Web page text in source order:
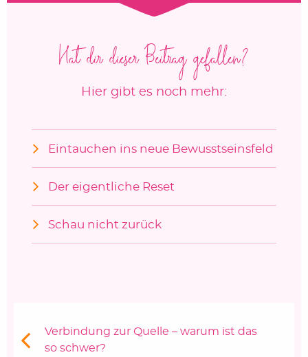
Hat dir dieser Beitrag gefallen?
Hier gibt es noch mehr:
Eintauchen ins neue Bewusstseinsfeld
Der eigentliche Reset
Schau nicht zurück
Vorheriger Beitrag:
Verbindung zur Quelle – warum ist das
so schwer?